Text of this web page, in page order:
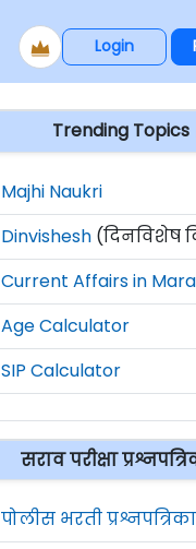
Login
Trending Topics
Majhi Naukri
Dinvishesh (दिनविशेष
Current Affairs in
Age Calculator
SIP Calculator
सराव परीक्षा
पोलीस भरती